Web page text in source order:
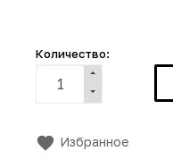
Количество:
Избранное